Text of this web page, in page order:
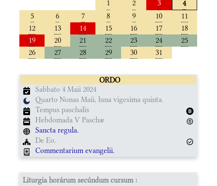
1 2 3
4
5
6 7 8 9 10
11
12
13 14 15 16 17
18
19
20 21 22 23 24
25
26
27 28 29 30 31
ORDO
Sabbato 4 Maii 2024
Quarto Nonas Maii, luna vigesima quinta.
Tempus paschalis
Hebdomada V Paschæ
Sancta regula.
De Eo.
Commentarium evangelii.
Liturgia horárum secúndum cursum :